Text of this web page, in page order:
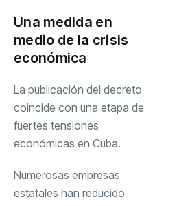
Una medida en
medio de la crisis
económica
La publicación del decreto
coincide con una etapa de
fuertes tensiones
económicas en Cuba.
Numerosas empresas
estatales han reducido